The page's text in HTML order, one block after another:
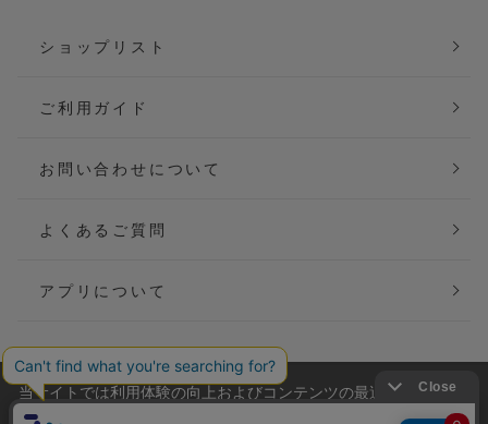
ショップリスト
ご利用ガイド
お問い合わせについて
よくあるご質問
アプリについて
会社概要
当サイトでは利用体験の向上およびコンテンツの最適な提供、ト
ラフィックの分析を目的としてCookieを使用しています。